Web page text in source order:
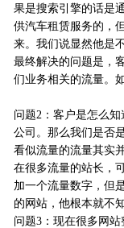
果是搜索引擎的话是
供汽车租赁服务的，
来。我们说显然他是
最终解决的问题是，
们业务相关的流量。
问题2：客户是怎么
公司。那么我们是否
看似流量的流量其实
在很多流量的站长，
加一个流量数字，但
的网站，他根本就不
问题3：现在很多网